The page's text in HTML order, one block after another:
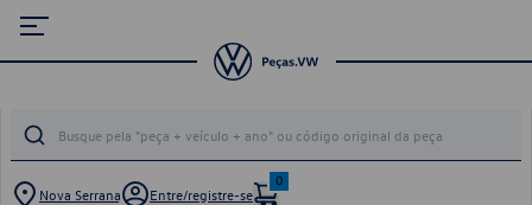
Nova Serrana Entre/registre-se
0